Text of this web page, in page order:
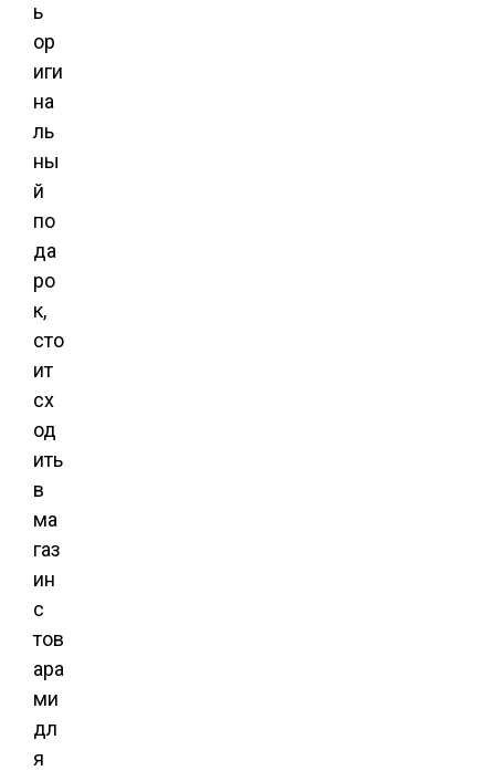
ь
ор
иги
на
ль
ны
й
по
да
ро
к,
сто
ит
сх
од
ить
в
ма
газ
ин
с
тов
ара
ми
дл
я